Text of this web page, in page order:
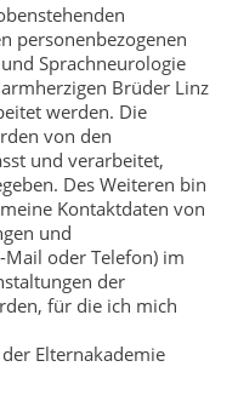
personenbezogenen
Sprachneurologie
Brüder Linz
werden. Die
von den
und verarbeitet,
Des Weiteren bin
Kontaktdaten von
und
Mail oder Telefon) im
der
für die ich mich
Elternakademie